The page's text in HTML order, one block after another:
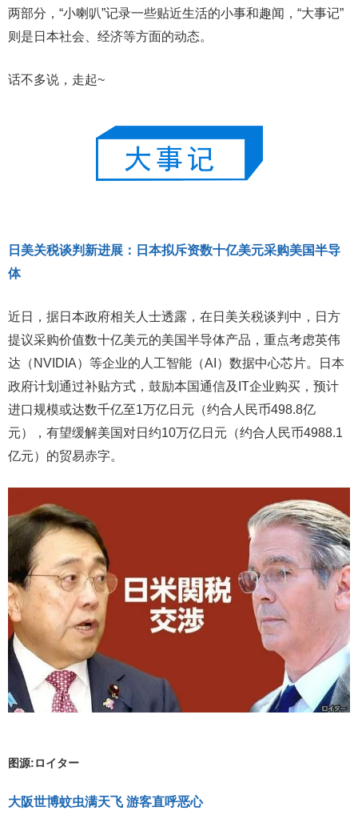
两部分，“小喇叭”记录一些贴近生活的小事和趣闻，“大事记”
则是日本社会、经济等方面的动态。
话不多说，走起~
日美关税谈判新进展：日本拟斥资数十亿美元采购美国半导
体
近日，据日本政府相关人士透露，在日美关税谈判中，日方
提议采购价值数十亿美元的美国半导体产品，重点考虑英伟
达（NVIDIA）等企业的人工智能（AI）数据中心芯片。日本
政府计划通过补贴方式，鼓励本国通信及IT企业购买，预计
进口规模或达数千亿至1万亿日元（约合人民币498.8亿
元），有望缓解美国对日约10万亿日元（约合人民币4988.1
亿元）的贸易赤字。
图源:ロイター
大阪世博蚊虫满天飞 游客直呼恶心